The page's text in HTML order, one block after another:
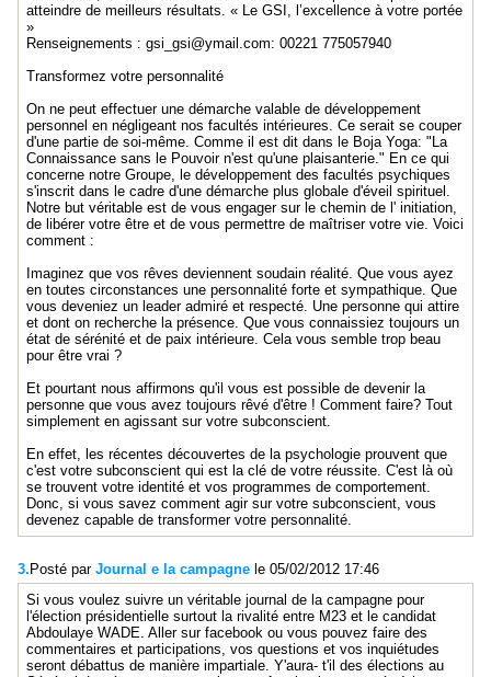
atteindre de meilleurs résultats. « Le GSI, l’excellence à votre portée
»
Renseignements : gsi_gsi@ymail.com: 00221 775057940
Transformez votre personnalité
On ne peut effectuer une démarche valable de développement
personnel en négligeant nos facultés intérieures. Ce serait se couper
d'une partie de soi-même. Comme il est dit dans le Boja Yoga: "La
Connaissance sans le Pouvoir n'est qu'une plaisanterie." En ce qui
concerne notre Groupe, le développement des facultés psychiques
s'inscrit dans le cadre d'une démarche plus globale d'éveil spirituel.
Notre but véritable est de vous engager sur le chemin de l' initiation,
de libérer votre être et de vous permettre de maîtriser votre vie. Voici
comment :
Imaginez que vos rêves deviennent soudain réalité. Que vous ayez
en toutes circonstances une personnalité forte et sympathique. Que
vous deveniez un leader admiré et respecté. Une personne qui attire
et dont on recherche la présence. Que vous connaissiez toujours un
état de sérénité et de paix intérieure. Cela vous semble trop beau
pour être vrai ?
Et pourtant nous affirmons qu'il vous est possible de devenir la
personne que vous avez toujours rêvé d'être ! Comment faire? Tout
simplement en agissant sur votre subconscient.
En effet, les récentes découvertes de la psychologie prouvent que
c'est votre subconscient qui est la clé de votre réussite. C'est là où
se trouvent votre identité et vos programmes de comportement.
Donc, si vous savez comment agir sur votre subconscient, vous
devenez capable de transformer votre personnalité.
3.Posté par Journal e la campagne le 05/02/2012 17:46
Si vous voulez suivre un véritable journal de la campagne pour
l'élection présidentielle surtout la rivalité entre M23 et le candidat
Abdoulaye WADE. Aller sur facebook ou vous pouvez faire des
commentaires et participations, vos questions et vos inquiétudes
seront débattus de manière impartiale. Y'aura- t'il des élections au